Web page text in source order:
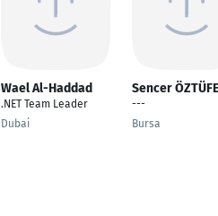
Wael Al-Haddad
.NET Team Leader
Dubai
Sencer
---
Bursa